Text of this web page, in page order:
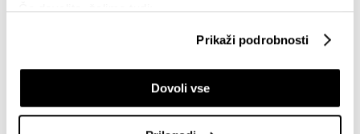
Če dovolite, želimo tudi:
Zbirati informacije o vaši geografski lokaciji, ki so
Identificirati napravo z aktivnim preverjanjem
lastnosti (odčitavanje prstnih odtisov)
Poglejte si še, kako se obdelujejo vaši osebni podatki in
nastavite svoje preference v
razdelku o podrobnostih
Prikaži podrobnosti
Dovoli vse
kotirati na borzi
Novartis z novo investicijo v Slovenij